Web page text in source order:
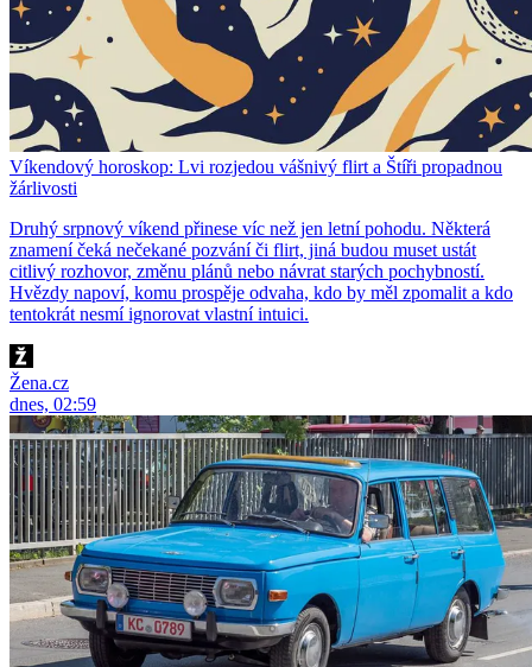
Víkendový horoskop: Lvi rozjedou vášnivý flirt a Štíři propadnou
žárlivosti
Druhý srpnový víkend přinese víc než jen letní pohodu. Některá
znamení čeká nečekané pozvání či flirt, jiná budou muset ustát
citlivý rozhovor, změnu plánů nebo návrat starých pochybností.
Hvězdy napoví, komu prospěje odvaha, kdo by měl zpomalit a kdo
tentokrát nesmí ignorovat vlastní intuici.
Žena.cz
dnes, 02:59